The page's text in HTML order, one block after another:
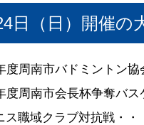
●
●
●
●
●
●
●
日（日）開催の
度周南市バドミントン協
度周南市会長杯争奪バス
ス職域クラブ対抗戦・・